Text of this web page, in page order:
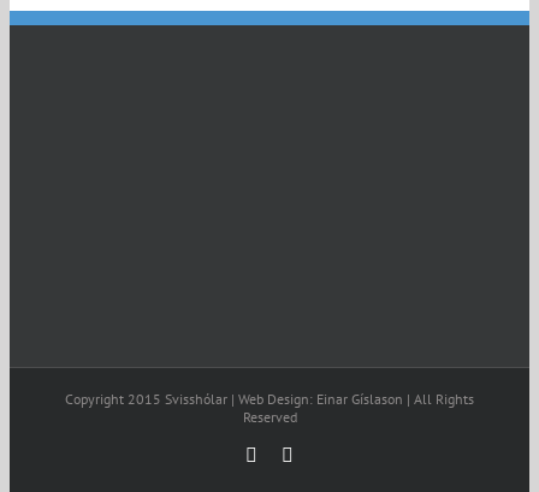
Copyright 2015 Svisshólar | Web Design: Einar Gíslason | All Rights
Reserved
Facebook